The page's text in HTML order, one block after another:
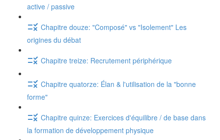
active / passive
Chapitre douze: "Composé" vs "Isolement" Les
origines du débat
Chapitre treize: Recrutement périphérique
Chapitre quatorze: Élan & l'utilisation de la "bonne
forme"
Chapitre quinze: Exercices d'équilibre / de base dans
la formation de développement physique